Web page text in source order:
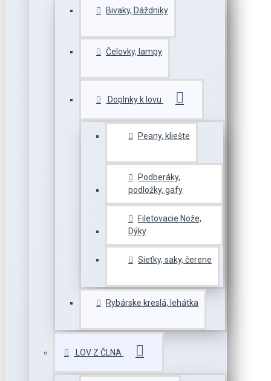
Bivaky, Dáždniky
Čelovky, lampy
Doplnky k lovu
Peany, kliešte
Podberáky,
podložky, gafy
Filetovacie Nože,
Dýky
Sieťky, saky, čerene
Rybárske kreslá, lehátka
LOV Z ČLNA